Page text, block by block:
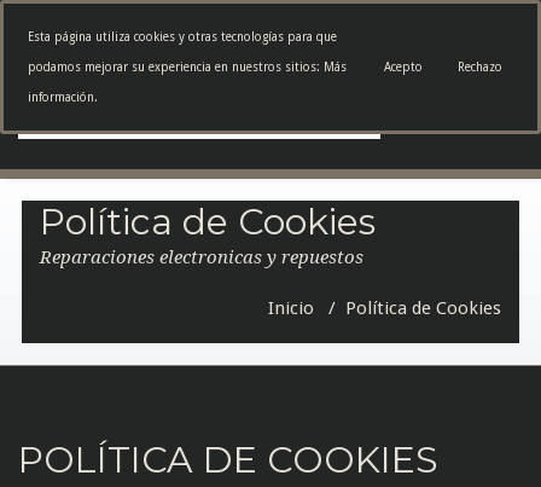
Política de Cookies
Reparaciones electronicas y repuestos
Inicio / Política de Cookies
POLÍTICA DE COOKIES
Esta página utiliza cookies y otras tecnologías para que
podamos mejorar su experiencia en nuestros sitios: Más
información.
Acepto Rechazo